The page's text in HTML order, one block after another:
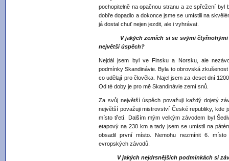
pochopitelně na opačnou stranu a ze spřežení
dobře dopadlo a dokonce jsme se umístili na
já dostal chuť nejen jezdit, ale i vyhrávat.
V jakých zemích si se svými
největší úspěch?
Nejdál jsem byl ve Finsku a Norsku, ale
podmínky Skandinávie. Byla to obrovská
co udělají pro člověka. Najel jsem za deset dní
Od té doby je pro mě Skandinávie zemí snů.
Za svůj největší úspěch považuji každý dojetý
největší považuji mistrovství České republiky, kde
místo třetí. Dalším mým velkým závodem byl
etapový na 230 km a tady jsem se umístil na
obsadil první místo. Nemohu nezmínit 6.
evropských závodů.
V jakých nejdrsnějších podmínkách si